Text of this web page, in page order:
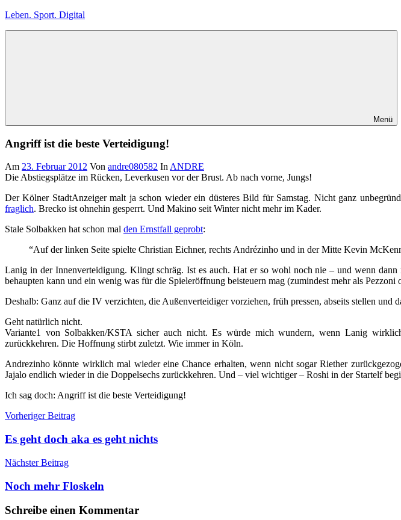
Zum
Leben. Sport. Digital
Menü
Angriff ist die beste Verteidigung!
Am 23. Februar 2012 Von andre080582 InANDRE
Die Abstiegsplätze im Rücken, Leverkusen vor der Brust. Ab nach vorne, Jungs!
Der Kölner StadtAnzeiger malt ja schon wieder ein düsteres Bild für Samstag. Nicht ganz
fraglich. Brecko ist ohnehin gesperrt. Und Makino seit Winter nicht mehr im Kader.
Stale Solbakken hat schon mal den Ernstfall geprobt:
“Auf der linken Seite spielte Christian Eichner, rechts Andrézinho und in der Mitte Kevin
Lanig in der Innenverteidigung. Klingt schräg. Ist es auch. Hat er so wohl noch nie – und wenn
behaupten kann und ein wenig was für die Spieleröffnung beisteuern mag (zumindest mehr als
Deshalb: Ganz auf die IV verzichten, die Außenverteidiger vorziehen, früh pressen, abseits stellen
Geht natürlich nicht.
Variante1 von Solbakken/KSTA sicher auch nicht. Es würde mich wundern, wenn Lanig
zurückkehren. Die Hoffnung stirbt zuletzt. Wie immer in Köln.
Andrezinho könnte wirklich mal wieder eine Chance erhalten, wenn nicht sogar Riether
Jajalo endlich wieder in die Doppelsechs zurückkehren. Und – viel wichtiger – Roshi in der Startelf
Ich sag doch: Angriff ist die beste Verteidigung!
Beitragsnavigation
Vorheriger Beitrag
Es geht doch aka es geht nichts
Nächster Beitrag
Noch mehr Floskeln
Schreibe einen Kommentar